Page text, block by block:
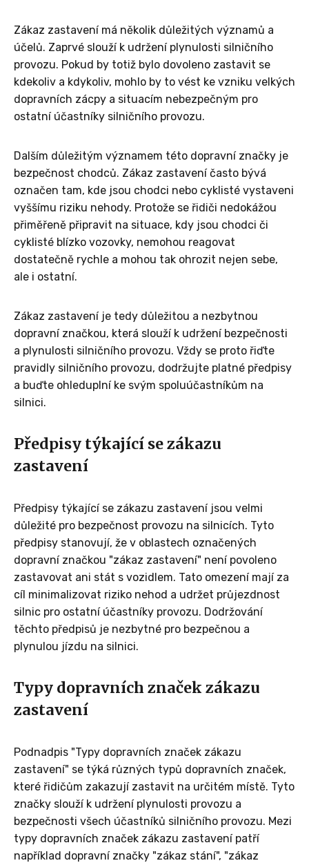
Zákaz zastavení má několik důležitých významů a
účelů. Zaprvé slouží k udržení plynulosti silničního
provozu. Pokud by totiž bylo dovoleno zastavit se
kdekoliv a kdykoliv, mohlo by to vést ke vzniku velkých
dopravních zácpy a situacím nebezpečným pro
ostatní účastníky silničního provozu.
Dalším důležitým významem této dopravní značky je
bezpečnost chodců. Zákaz zastavení často bývá
označen tam, kde jsou chodci nebo cyklisté vystaveni
vyššímu riziku nehody. Protože se řidiči nedokážou
přiměřeně připravit na situace, kdy jsou chodci či
cyklisté blízko vozovky, nemohou reagovat
dostatečně rychle a mohou tak ohrozit nejen sebe,
ale i ostatní.
Zákaz zastavení je tedy důležitou a nezbytnou
dopravní značkou, která slouží k udržení bezpečnosti
a plynulosti silničního provozu. Vždy se proto řiďte
pravidly silničního provozu, dodržujte platné předpisy
a buďte ohleduplní ke svým spoluúčastníkům na
silnici.
Předpisy týkající se zákazu
zastavení
Předpisy týkající se zákazu zastavení jsou velmi
důležité pro bezpečnost provozu na silnicích. Tyto
předpisy stanovují, že v oblastech označených
dopravní značkou "zákaz zastavení" není povoleno
zastavovat ani stát s vozidlem. Tato omezení mají za
cíl minimalizovat riziko nehod a udržet průjezdnost
silnic pro ostatní účastníky provozu. Dodržování
těchto předpisů je nezbytné pro bezpečnou a
plynulou jízdu na silnici.
Typy dopravních značek zákazu
zastavení
Podnadpis "Typy dopravních značek zákazu
zastavení" se týká různých typů dopravních značek,
které řidičům zakazují zastavit na určitém místě. Tyto
značky slouží k udržení plynulosti provozu a
bezpečnosti všech účastníků silničního provozu. Mezi
typy dopravních značek zákazu zastavení patří
například dopravní značky "zákaz stání", "zákaz